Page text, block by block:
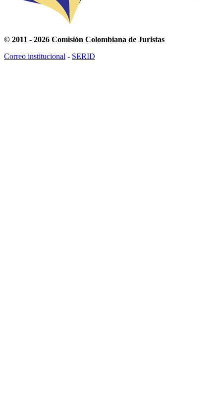
© 2011 - 2026 Comisión Colombiana de Juristas
Correo institucional - SERID